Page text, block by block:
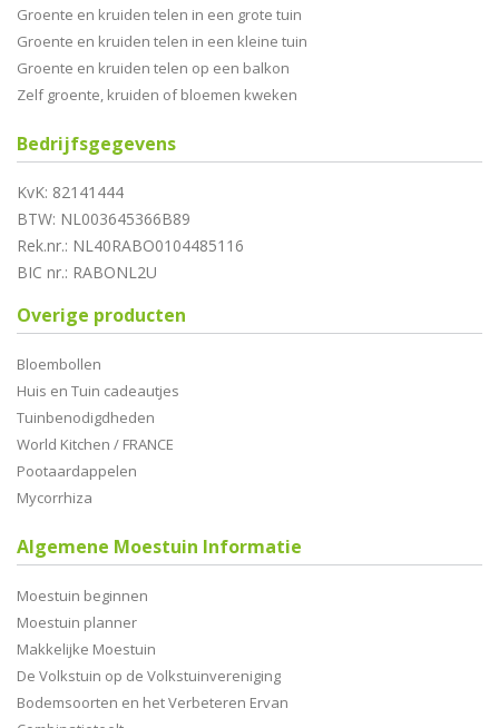
Groente en kruiden telen in een grote tuin
Groente en kruiden telen in een kleine tuin
Groente en kruiden telen op een balkon
Zelf groente, kruiden of bloemen kweken
Bedrijfsgegevens
KvK: 82141444
BTW: NL003645366B89
Rek.nr.: NL40RABO0104485116
BIC nr.: RABONL2U
Overige producten
Bloembollen
Huis en Tuin cadeautjes
Tuinbenodigdheden
World Kitchen / FRANCE
Pootaardappelen
Mycorrhiza
Algemene Moestuin Informatie
Moestuin beginnen
Moestuin planner
Makkelijke Moestuin
De Volkstuin op de Volkstuinvereniging
Bodemsoorten en het Verbeteren Ervan